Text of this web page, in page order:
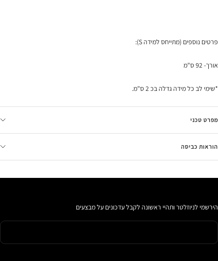
פרטים נוספים (מתייחס למידה S):
אורך- 92 ס"מ
*שימי לב כל מידה גדלה בכ 2 ס"מ.
מפרט טכני
הוראות כביסה
הירשמי לניוזלטר ותהיי ראשונה לקבל עדכונים על מבצעים